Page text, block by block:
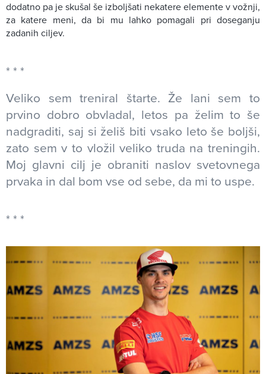
dodatno pa je skušal še izboljšati nekatere elemente v vožnji,
za katere meni, da bi mu lahko pomagali pri doseganju
zadanih ciljev.
Veliko sem treniral štarte. Že lani sem to
prvino dobro obvladal, letos pa želim to še
nadgraditi, saj si želiš biti vsako leto še boljši,
zato sem v to vložil veliko truda na treningih.
Moj glavni cilj je obraniti naslov svetovnega
prvaka in dal bom vse od sebe, da mi to uspe.